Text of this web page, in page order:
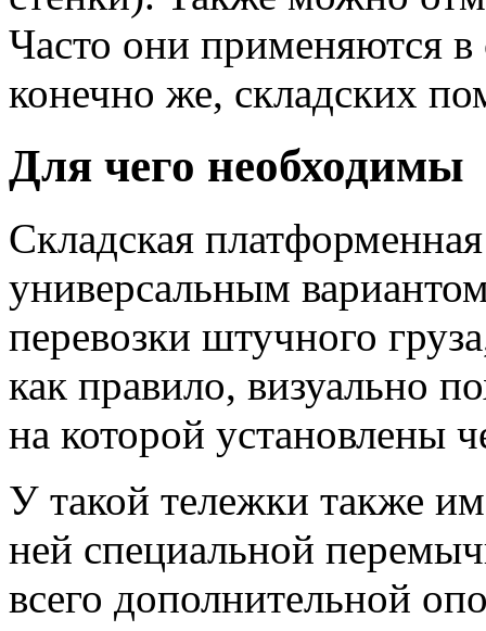
Часто они применяются
конечно же, складских
Для чего необходимы
Складская платформенная
универсальным
перевозки штучного
как правило, визуально
на которой установлены
У такой тележки также
ней специальной
всего дополнительной